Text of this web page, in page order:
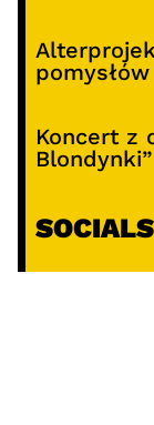
pomysłów
Koncert z
Blondynki”
SOCIALS